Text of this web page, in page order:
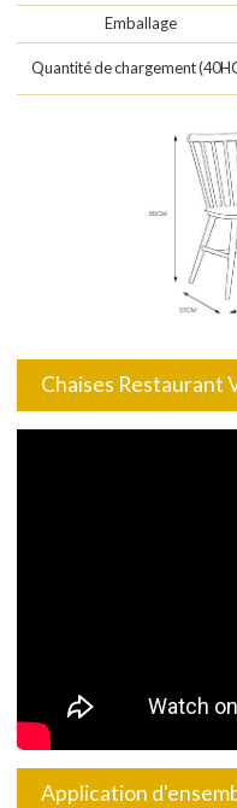
Emballage
Quantité de chargement
Chaises Restaurant
Application